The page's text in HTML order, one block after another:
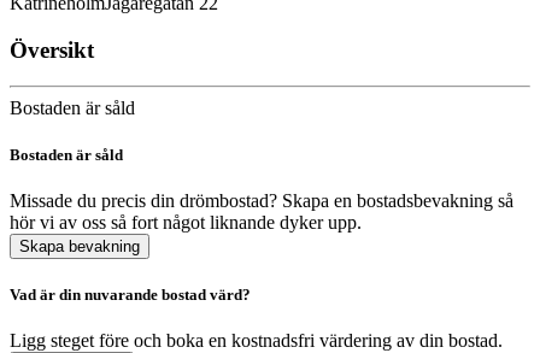
Översikt
Bostaden är såld
Bostaden är såld
Missade du precis din drömbostad? Skapa en bostadsbevakning så
hör vi av oss så fort något liknande dyker upp.
Skapa bevakning
Vad är din nuvarande bostad värd?
Ligg steget före och boka en kostnadsfri värdering av din bostad.